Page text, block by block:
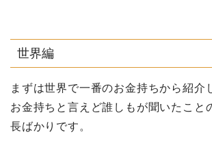
世界編
まずは世界で一番のお金持ちから紹介
お金持ちと言えど誰しもが聞いたこと
長ばかりです。